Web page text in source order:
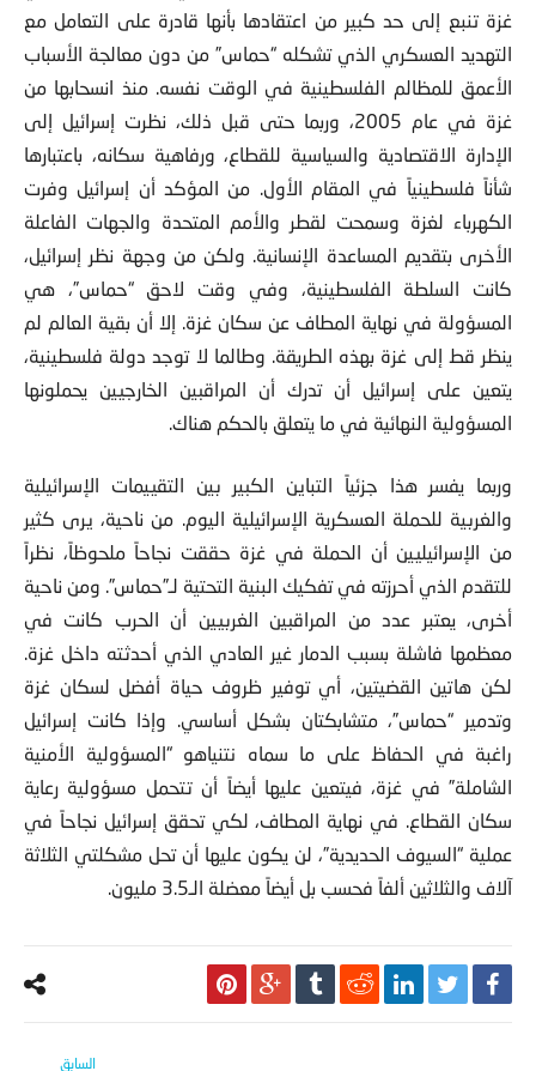
غزة تنبع إلى حد كبير من اعتقادها بأنها قادرة على التعامل مع
التهديد العسكري الذي تشكله “حماس” من دون معالجة الأسباب
الأعمق للمظالم الفلسطينية في الوقت نفسه. منذ انسحابها من
غزة في عام 2005، وربما حتى قبل ذلك، نظرت إسرائيل إلى
الإدارة الاقتصادية والسياسية للقطاع، ورفاهية سكانه، باعتبارها
شأناً فلسطينياً في المقام الأول. من المؤكد أن إسرائيل وفرت
الكهرباء لغزة وسمحت لقطر والأمم المتحدة والجهات الفاعلة
الأخرى بتقديم المساعدة الإنسانية. ولكن من وجهة نظر إسرائيل،
كانت السلطة الفلسطينية، وفي وقت لاحق “حماس”، هي
المسؤولة في نهاية المطاف عن سكان غزة. إلا أن بقية العالم لم
ينظر قط إلى غزة بهذه الطريقة. وطالما لا توجد دولة فلسطينية،
يتعين على إسرائيل أن تدرك أن المراقبين الخارجيين يحملونها
المسؤولية النهائية في ما يتعلق بالحكم هناك.
وربما يفسر هذا جزئياً التباين الكبير بين التقييمات الإسرائيلية
والغربية للحملة العسكرية الإسرائيلية اليوم. من ناحية، يرى كثير
من الإسرائيليين أن الحملة في غزة حققت نجاحاً ملحوظاً، نظراً
للتقدم الذي أحرزته في تفكيك البنية التحتية لـ”حماس”. ومن ناحية
أخرى، يعتبر عدد من المراقبين الغربيين أن الحرب كانت في
معظمها فاشلة بسبب الدمار غير العادي الذي أحدثته داخل غزة.
لكن هاتين القضيتين، أي توفير ظروف حياة أفضل لسكان غزة
وتدمير “حماس”، متشابكتان بشكل أساسي. وإذا كانت إسرائيل
راغبة في الحفاظ على ما سماه نتنياهو “المسؤولية الأمنية
الشاملة” في غزة، فيتعين عليها أيضاً أن تتحمل مسؤولية رعاية
سكان القطاع. في نهاية المطاف، لكي تحقق إسرائيل نجاحاً في
عملية “السيوف الحديدية”، لن يكون عليها أن تحل مشكلتي الثلاثة
آلاف والثلاثين ألفاً فحسب بل أيضاً معضلة الـ3.5 مليون.